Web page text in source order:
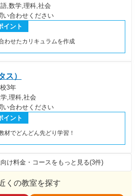
,数学,理科,社会
い合わせください
イント
わせたカリキュラムを作成
ス）
3年
,理科,社会
い合わせください
イント
材でどんどん先どり学習！
け料金・コースをもっと見る(3件)
くの教室を探す